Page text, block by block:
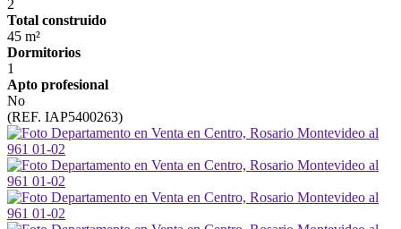
2
Total construido
45 m²
Dormitorios
1
Apto profesional
No
(REF. IAP5400263)